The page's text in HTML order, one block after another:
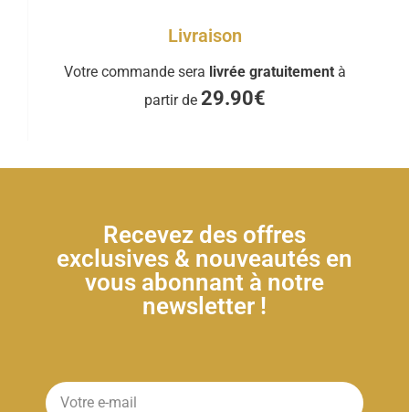
Livraison
Votre commande sera livrée gratuitement à
partir de 29.90€
Recevez des offres
exclusives & nouveautés en
vous abonnant à notre
newsletter !